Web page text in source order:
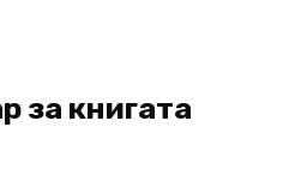
за книгата